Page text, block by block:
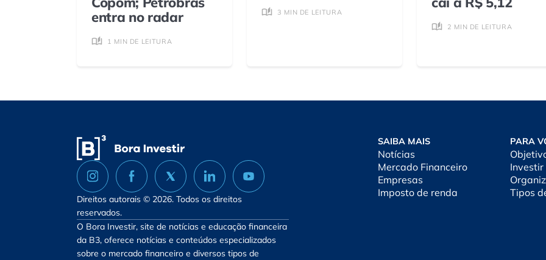
entra no radar
1 MIN DE LEITURA
3 MIN DE LEITURA
2 MIN DE LEITURA
Direitos autorais © 2026. Todos os direitos
reservados.
O Bora Investir, site de notícias e educação financeira
da B3, oferece notícias e conteúdos especializados
sobre o mercado financeiro e diversos tipos de
SAIBA MAIS
Notícias
Mercado Financeiro
Empresas
Imposto de renda
PARA
Investir
Tipos